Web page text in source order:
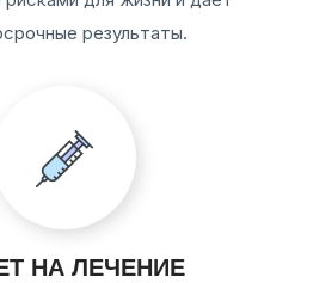
результаты.
НА ЛЕЧЕНИЕ